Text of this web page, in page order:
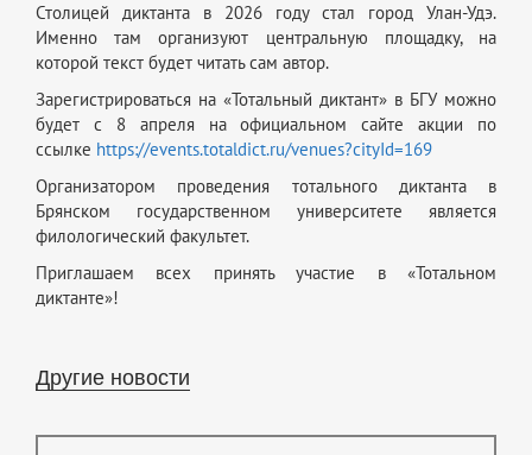
Столицей диктанта в 2026 году стал город Улан-Удэ.
Именно там организуют центральную площадку, на
которой текст будет читать сам автор.
Зарегистрироваться на «Тотальный диктант» в БГУ можно
будет с 8 апреля на официальном сайте акции по
ссылке https://events.totaldict.ru/venues?cityId=169
Организатором проведения тотального диктанта в
Брянском государственном университете является
филологический факультет.
Приглашаем всех принять участие в «Тотальном
диктанте»!
Другие новости